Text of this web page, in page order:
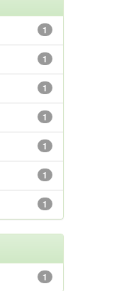
1
1
1
1
1
1
1
1